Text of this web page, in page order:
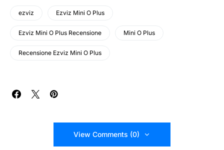
ezviz Ezviz Mini O Plus
Ezviz Mini O Plus Recensione Mini O Plus
Recensione Ezviz Mini O Plus
View Comments (0)